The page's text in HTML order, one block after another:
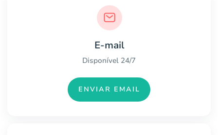
E-mail
Disponível 24/7
ENVIAR EMAIL